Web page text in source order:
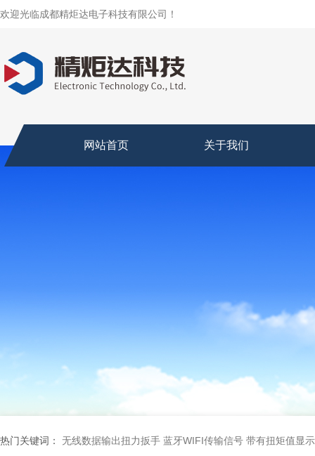
欢迎光临成都精炬达电子科技有限公司！
网站首页 关于我们
热门关键词： 无线数据输出扭力扳手 蓝牙WIFI传输信号 带有扭矩值显